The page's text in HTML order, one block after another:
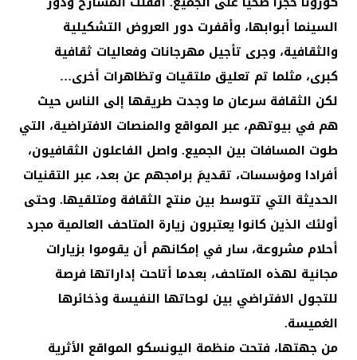
السينما أبوابها، وأقفرت دور العروض التشكيلية
والثقافية، وجرى تأجيل مهرجانات وفعاليات ثقافية
كبرى، مثلما تم تعليق ملتقيات وتظاهرات أخرى…
لكن الثقافة سرعان ما وجدت طريقها إلى الناس حيث
هم في بيوتهم، عبر المواقع والمنصات الافتراضية، التي
طوت المسافات بين الجميع. واصل الفاعلون الثقافيون،
أفرادا ومؤسسات، تقديمَ برامجهم عن بعد، عبر التقنيات
الحديثة التي تتوسط بين منتج الثقافة ومتلقيها. وحتى
أولئك الذين كانوا يعتبرون زيارة المتاحف العالمية مجرد
أحلام مشروعة، سار في إمكانهم أن يقوموا بزيارات
مجانية لهذه المتاحف، بعدما أتاحت إداراتها فرصة
للتجول الافتراضي بين لوحاتها النفيسة وذخائرها
الغميسة.
من جهتها، فتحت منظمة اليونسكو المواقع الأثرية